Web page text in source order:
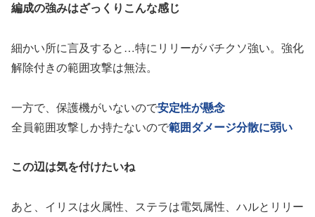
編成の強みはざっくりこんな感じ
細かい所に言及すると…特にリリーがバチクソ強い。強化
解除付きの範囲攻撃は無法。
一方で、保護機がいないので安定性が懸念
全員範囲攻撃しか持たないので範囲ダメージ分散に弱い
この辺は気を付けたいね
あと、イリスは火属性、ステラは電気属性、ハルとリリー